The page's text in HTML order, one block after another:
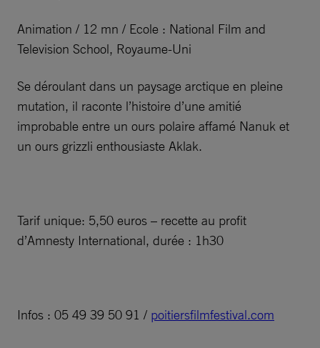
Animation / 12 mn / Ecole : National Film and
Television School, Royaume-Uni
Se déroulant dans un paysage arctique en pleine
mutation, il raconte l’histoire d’une amitié
improbable entre un ours polaire affamé Nanuk et
un ours grizzli enthousiaste Aklak.
Tarif unique: 5,50 euros – recette au profit
d’Amnesty International, durée : 1h30
Infos : 05 49 39 50 91 / poitiersfilmfestival.com